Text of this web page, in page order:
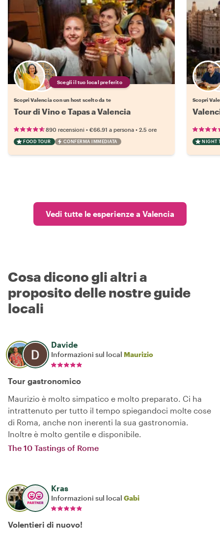
Scegli il tuo local preferito
Scopri Valencia con un host scelto da te
Tour di Vino e Tapas a Valencia
890 recensioni • €66.91 a persona • 2.5 ore
FOOD TOUR CONFERMA IMMEDIATA
Scopri
NIGHT
Vedi tutte le esperienze a Valencia
Cosa dicono gli altri a
proposito delle nostre guide
locali
Davide
Informazioni sul local Maurizio
Tour gastronomico
Maurizio è molto simpatico e molto preparato. Ci ha
intrattenuto per tutto il tempo spiegandoci molte cose
di Roma, anche non inerenti la sua gastronomia.
Inoltre è molto gentile e disponibile.
The 10 Tastings of Rome
Kras
Informazioni sul local Gabi
Volentieri di nuovo!